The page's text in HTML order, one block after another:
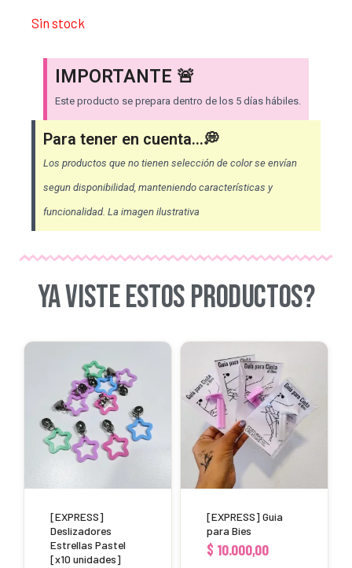
Sin stock
IMPORTANTE 🚨
Este producto se prepara dentro de los 5 días hábiles.
Para tener en cuenta...💭
Los productos que no tienen selección de color se envían
segun disponibilidad, manteniendo características y
funcionalidad. La imagen ilustrativa
YA VISTE ESTOS PRODUCTOS?
[EXPRESS]
Deslizadores
Estrellas Pastel
[x10 unidades]
[EXPRESS] Guia
para Bies
$ 10.000,00